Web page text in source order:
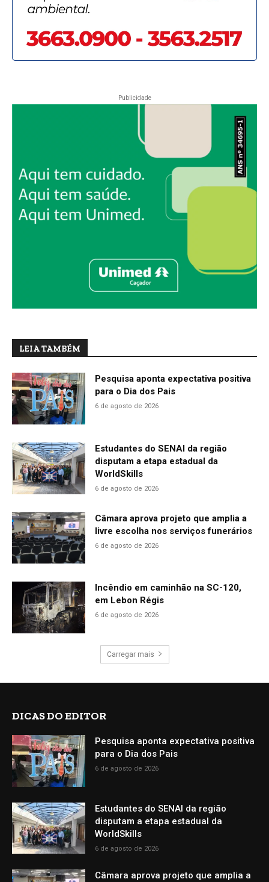
Publicidade
LEIA TAMBÉM
Pesquisa aponta expectativa positiva
para o Dia dos Pais
6 de agosto de 2026
Estudantes do SENAI da região
disputam a etapa estadual da
WorldSkills
6 de agosto de 2026
Câmara aprova projeto que amplia a
livre escolha nos serviços funerários
6 de agosto de 2026
Incêndio em caminhão na SC-120,
em Lebon Régis
6 de agosto de 2026
Carregar mais
DICAS DO EDITOR
Pesquisa aponta expectativa positiva
para o Dia dos Pais
6 de agosto de 2026
Estudantes do SENAI da região
disputam a etapa estadual da
WorldSkills
6 de agosto de 2026
Câmara aprova projeto que amplia a